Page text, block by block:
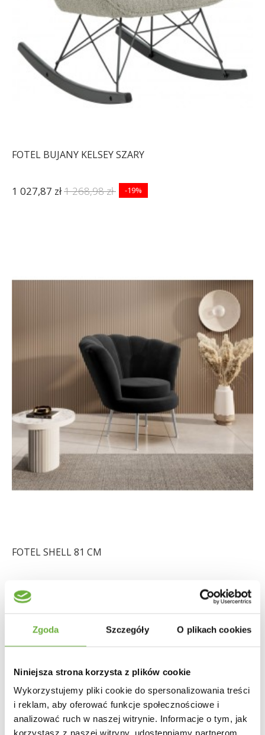
Zgoda Szczegóły O plikach cookies
Niniejsza strona korzysta z plików cookie
Wykorzystujemy pliki cookie do spersonalizowania treści
i reklam, aby oferować funkcje społecznościowe i
analizować ruch w naszej witrynie. Informacje o tym, jak
korzystasz z naszej witryny, udostępniamy partnerom
FOTEL BUJANY KELSEY SZARY
1 027,87 zł1 268,98 zł -19%
FOTEL SHELL 81 CM